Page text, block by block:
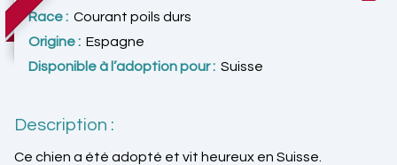
Race : Courant poils durs
Origine : Espagne
Disponible à l’adoption pour : Suisse
Description :
Ce chien a été adopté et vit heureux en Suisse.